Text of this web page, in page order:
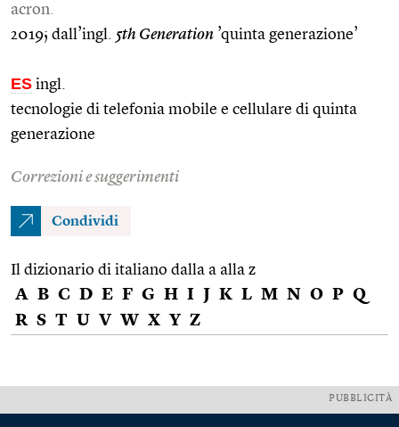
acron.
2019; dall’ingl. 5th Generation ’quinta generazione’
ES ingl.
tecnologie di telefonia mobile e cellulare di quinta
generazione
Correzioni e suggerimenti
Condividi
Il dizionario di italiano dalla a alla z
A B C D E F G H I J K L M N O P Q
R S T U V W X Y Z
PUBBLICITÀ